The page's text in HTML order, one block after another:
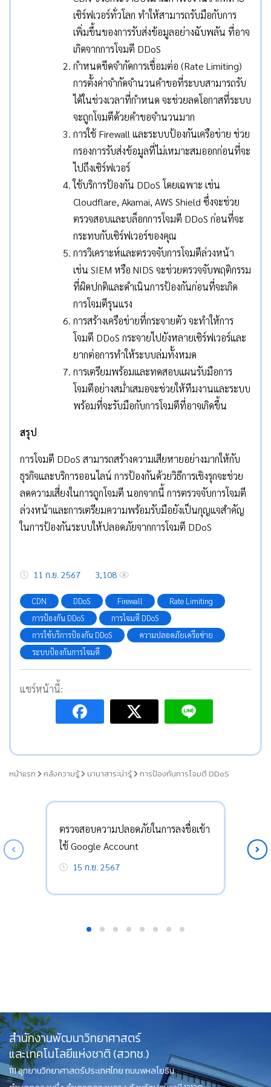
เซิร์ฟเวอร์ทั่วโลก ทำให้สามารถรับมือกับการ
เพิ่มขึ้นของการรับส่งข้อมูลอย่างฉับพลัน ที่อาจ
เกิดจากการโจมตี DDoS
กำหนดขีดจำกัดการเชื่อมต่อ (Rate Limiting)
การตั้งค่าจำกัดจำนวนคำขอที่ระบบสามารถรับ
ได้ในช่วงเวลาที่กำหนด จะช่วยลดโอกาสที่ระบบ
จะถูกโจมตีด้วยคำขอจำนวนมาก
การใช้ Firewall และระบบป้องกันเครือข่าย ช่วย
กรองการรับส่งข้อมูลที่ไม่เหมาะสมออกก่อนที่จะ
ไปถึงเซิร์ฟเวอร์
ใช้บริการป้องกัน DDoS โดยเฉพาะ เช่น
Cloudflare, Akamai, AWS Shield ซึ่งจะช่วย
ตรวจสอบและบล็อกการโจมตี DDoS ก่อนที่จะ
กระทบกับเซิร์ฟเวอร์ของคุณ
การวิเคราะห์และตรวจจับการโจมตีล่วงหน้า
เช่น SIEM หรือ NIDS จะช่วยตรวจจับพฤติกรรม
ที่ผิดปกติและดำเนินการป้องกันก่อนที่จะเกิด
การโจมตีรุนแรง
การสร้างเครือข่ายที่กระจายตัว จะทำให้การ
โจมตี DDoS กระจายไปยังหลายเซิร์ฟเวอร์และ
ยากต่อการทำให้ระบบล่มทั้งหมด
การเตรียมพร้อมและทดสอบแผนรับมือการ
โจมตีอย่างสม่ำเสมอจะช่วยให้ทีมงานและระบบ
พร้อมที่จะรับมือกับการโจมตีที่อาจเกิดขึ้น
สรุป
การโจมตี DDoS สามารถสร้างความเสียหายอย่างมากให้กับ
ธุรกิจและบริการออนไลน์ การป้องกันด้วยวิธีการเชิงรุกจะช่วย
ลดความเสี่ยงในการถูกโจมตี นอกจากนี้ การตรวจจับการโจมตี
ล่วงหน้าและการเตรียมความพร้อมรับมือยังเป็นกุญแจสำคัญ
ในการป้องกันระบบให้ปลอดภัยจากการโจมตี DDoS
11 ก.ย. 2567 3,108
CDN DDoS Firewall
Rate Limiting
การป้องกัน DDoS
การโจมตี DDoS
การใช้บริการป้องกัน DDoS
ความปลอดภัยเครือข่าย
ระบบป้องกันการโจมตี
แชร์หน้านี้:
หน้าแรก คลังความรู้ นานาสาระน่ารู้ การป้องกันการโจมตี DDoS
ตรวจสอบความปลอดภัยในการลงชื่อเข้า
ใช้ Google Account
15 ก.ย. 2567
สำนักงานพัฒนาวิทยาศาสตร์
และเทคโนโลยีแห่งชาติ (สวทช.)
111 อุทยานวิทยาศาสตร์ประเทศไทย ถนนพหลโยธิน